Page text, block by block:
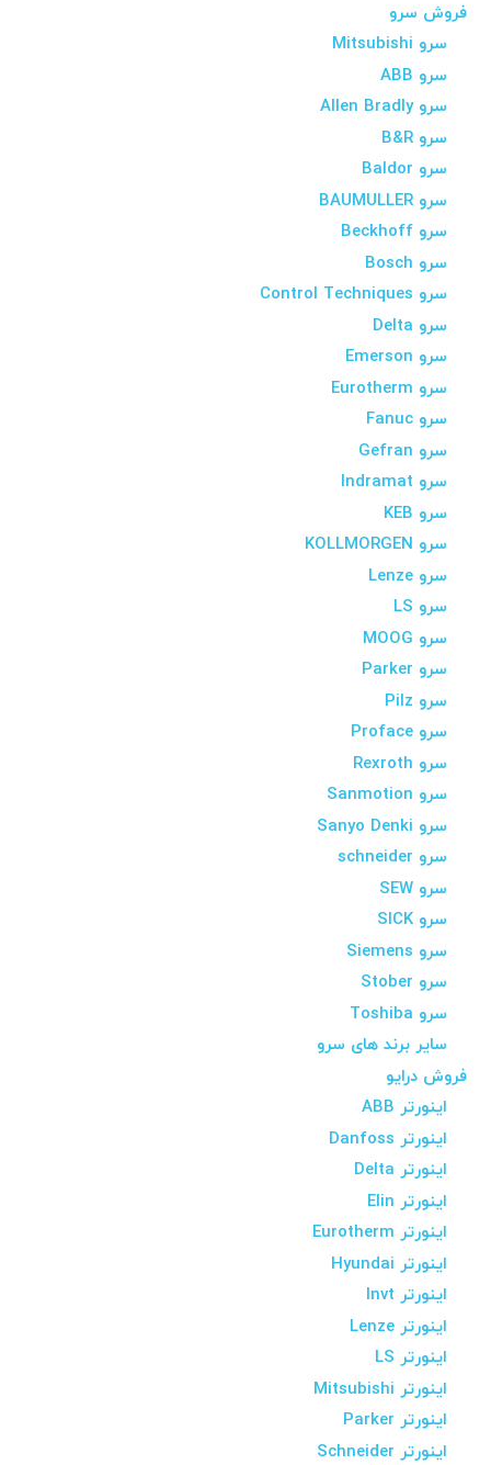
فروش سرو
سرو Mitsubishi
سرو ABB
سرو Allen Bradly
سرو B&R
سرو Baldor
سرو BAUMULLER
سرو Beckhoff
سرو Bosch
سرو Control Techniques
سرو Delta
سرو Emerson
سرو Eurotherm
سرو Fanuc
سرو Gefran
سرو Indramat
سرو KEB
سرو KOLLMORGEN
سرو Lenze
سرو LS
سرو MOOG
سرو Parker
سرو Pilz
سرو Proface
سرو Rexroth
سرو Sanmotion
سرو Sanyo Denki
سرو schneider
سرو SEW
سرو SICK
سرو Siemens
سرو Stober
سرو Toshiba
سایر برند های سرو
فروش درایو
اینورتر ABB
اینورتر Danfoss
اینورتر Delta
اینورتر Elin
اینورتر Eurotherm
اینورتر Hyundai
اینورتر Invt
اینورتر Lenze
اینورتر LS
اینورتر Mitsubishi
اینورتر Parker
اینورتر Schneider